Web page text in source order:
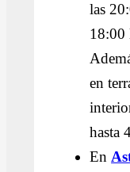
las
18:00
en
hasta
En